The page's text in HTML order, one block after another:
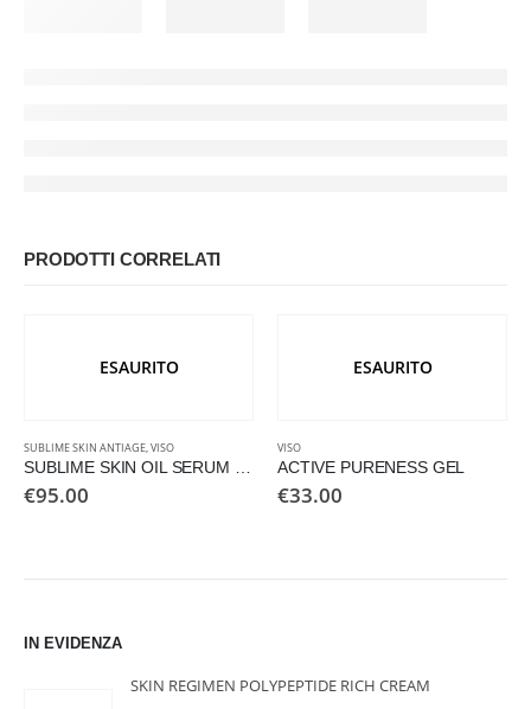
PRODOTTI CORRELATI
ESAURITO
SUBLIME SKIN ANTIAGE,VISO
SUBLIME SKIN OIL SERUM 50+
€95.00
ESAURITO
VISO
ACTIVE PURENESS GEL
€33.00
IN EVIDENZA
SKIN REGIMEN POLYPEPTIDE RICH CREAM